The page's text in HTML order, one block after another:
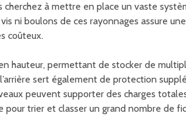
cherchez à mettre en place un vaste
ni boulons de ces rayonnages assure
coûteux.
hauteur, permettant de stocker de
sert également de protection
peuvent supporter des charges
pour trier et classer un grand nombre de